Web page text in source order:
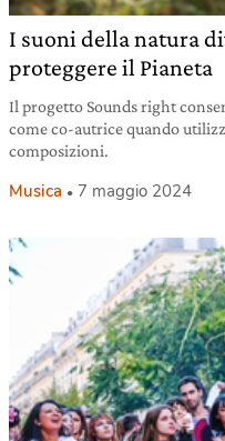
I suoni della natura
proteggere il Pianeta
Il progetto Sounds right
come co-autrice quando
composizioni.
Musica 7 maggio 2024